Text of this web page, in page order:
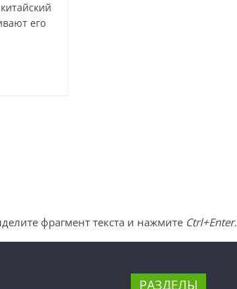
его
фрагмент текста и нажмите Ctrl+Enter.
РАЗДЕЛЫ